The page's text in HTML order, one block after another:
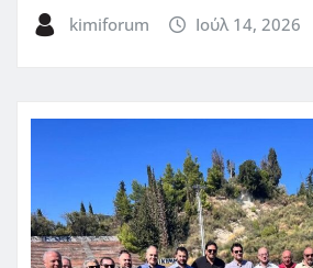
kimiforum Ιούλ 14, 2026